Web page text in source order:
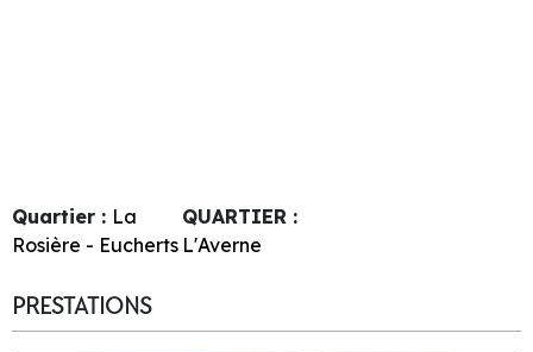
Quartier : La
Rosière - Eucherts
QUARTIER :
L'Averne
PRESTATIONS